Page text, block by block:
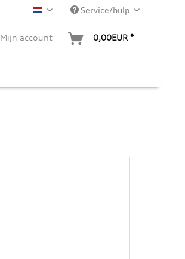
NL Service/hulp
Mijn account 0,00EUR *